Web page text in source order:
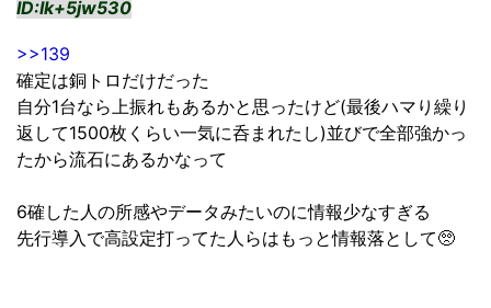
ID:Ik+5jw530
>>139
確定は銅トロだけだった
自分1台なら上振れもあるかと思ったけど(最後ハマり繰り
返して1500枚くらい一気に呑まれたし)並びで全部強かっ
たから流石にあるかなって
6確した人の所感やデータみたいのに情報少なすぎる
先行導入で高設定打ってた人らはもっと情報落として🥺